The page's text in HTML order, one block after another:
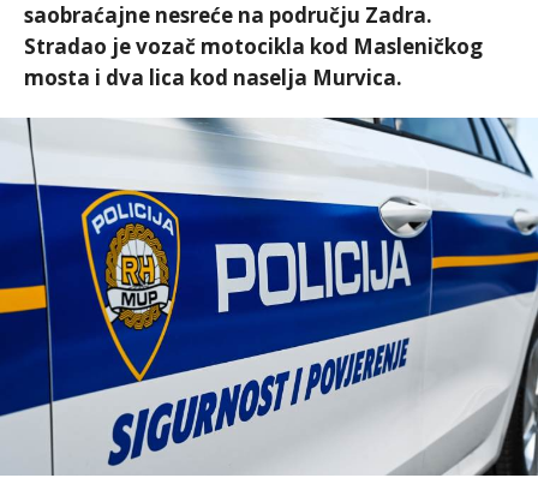
saobraćajne nesreće na području Zadra.
Stradao je vozač motocikla kod Masleničkog
mosta i dva lica kod naselja Murvica.